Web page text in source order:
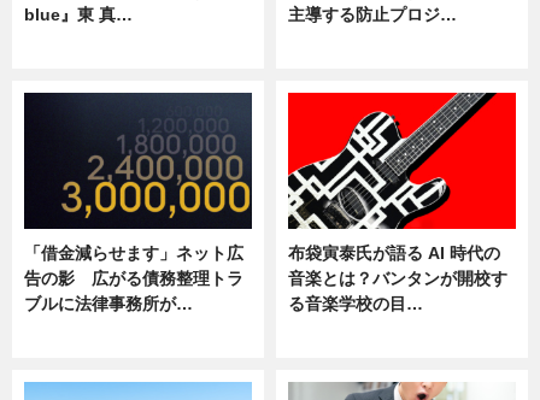
blue』東 真…
主導する防止プロジ…
「借金減らせます」ネット広
告の影 広がる債務整理トラ
ブルに法律事務所が…
布袋寅泰氏が語る AI 時代の
音楽とは？バンタンが開校す
る音楽学校の目…